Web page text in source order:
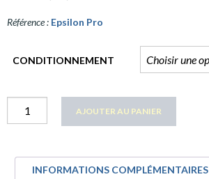
Référence : Epsilon Pro
CONDITIONNEMENT
quantité
Epsilon
AJOUTER AU PANIER
INFORMATIONS COMPLÉMENTAIRES